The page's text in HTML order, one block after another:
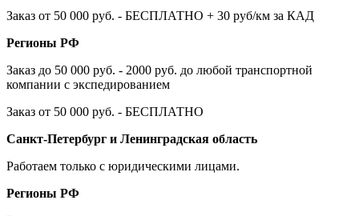
Заказ от 50 000 руб. - БЕСПЛАТНО + 30 руб/км за КАД
Регионы РФ
Заказ до 50 000 руб. - 2000 руб. до любой транспортной
компании с экспедированием
Заказ от 50 000 руб. - БЕСПЛАТНО
Санкт-Петербург и Ленинградская область
Работаем только с юридическими лицами.
Регионы РФ